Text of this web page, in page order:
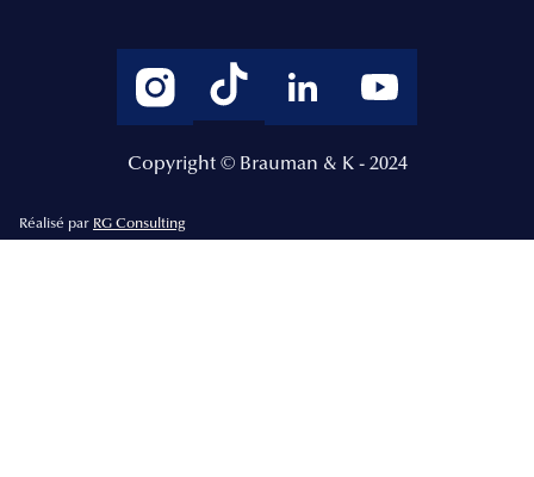
Copyright © Brauman & K - 2024
Réalisé par RG Consulting